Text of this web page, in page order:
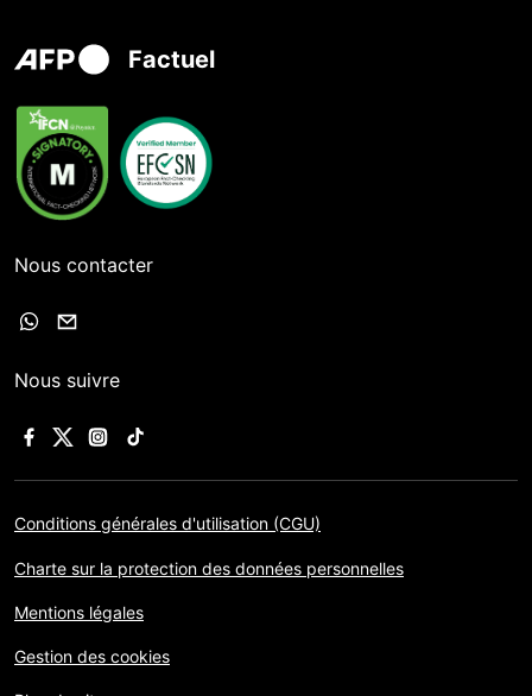
Factuel
Nous contacter
Nous suivre
Conditions générales d'utilisation (CGU)
Charte sur la protection des données personnelles
Mentions légales
Gestion des cookies